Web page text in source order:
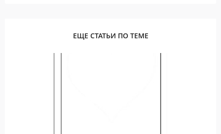
ЕЩЕ СТАТЬИ ПО ТЕМЕ